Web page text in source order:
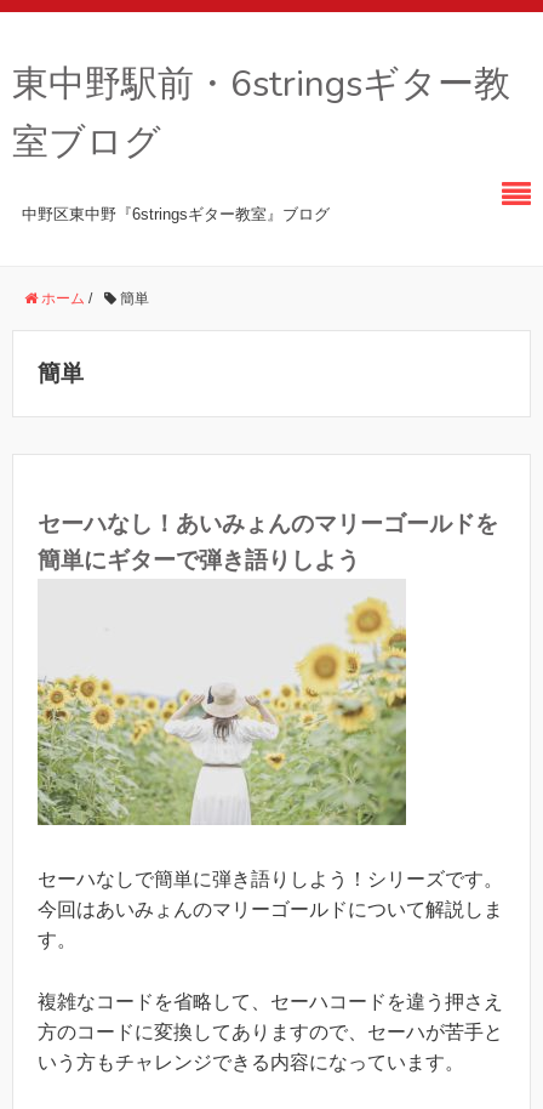
東中野駅前・6stringsギター教
室ブログ
中野区東中野『6stringsギター教室』ブログ
ホーム / 簡単
簡単
セーハなし！あいみょんのマリーゴールドを
簡単にギターで弾き語りしよう
セーハなしで簡単に弾き語りしよう！シリーズです。
今回はあいみょんのマリーゴールドについて解説しま
す。
複雑なコードを省略して、セーハコードを違う押さえ
方のコードに変換してありますので、セーハが苦手と
いう方もチャレンジできる内容になっています。